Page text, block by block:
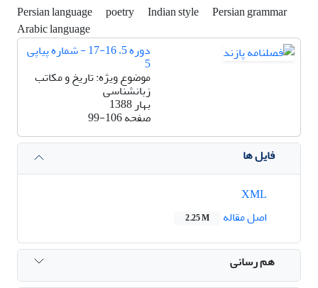
Persian language poetry Indian style
Persian grammar
Arabic language
دوره 5، 16-17 - شماره پیاپی
5
موضوع ویژه: تاریخ و مکاتب
زبانشناسی
بهار 1388
صفحه99-106
فایل ها
اصل مقاله
2.25 M
هم رسانی